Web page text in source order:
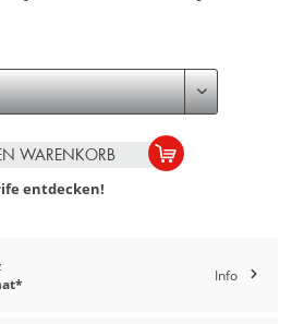
WARENKORB
entdecken!
Info